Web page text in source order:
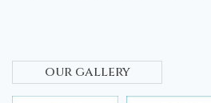
our gallery